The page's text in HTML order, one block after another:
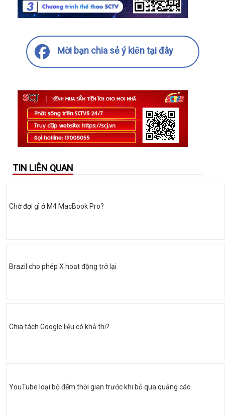
Mời bạn chia sẻ ý kiến tại đây
TIN LIÊN QUAN
Chờ đợi gì ở M4 MacBook Pro?
Brazil cho phép X hoạt động trở lại
Chia tách Google liệu có khả thi?
YouTube loại bộ đếm thời gian trước khi bỏ qua quảng cáo